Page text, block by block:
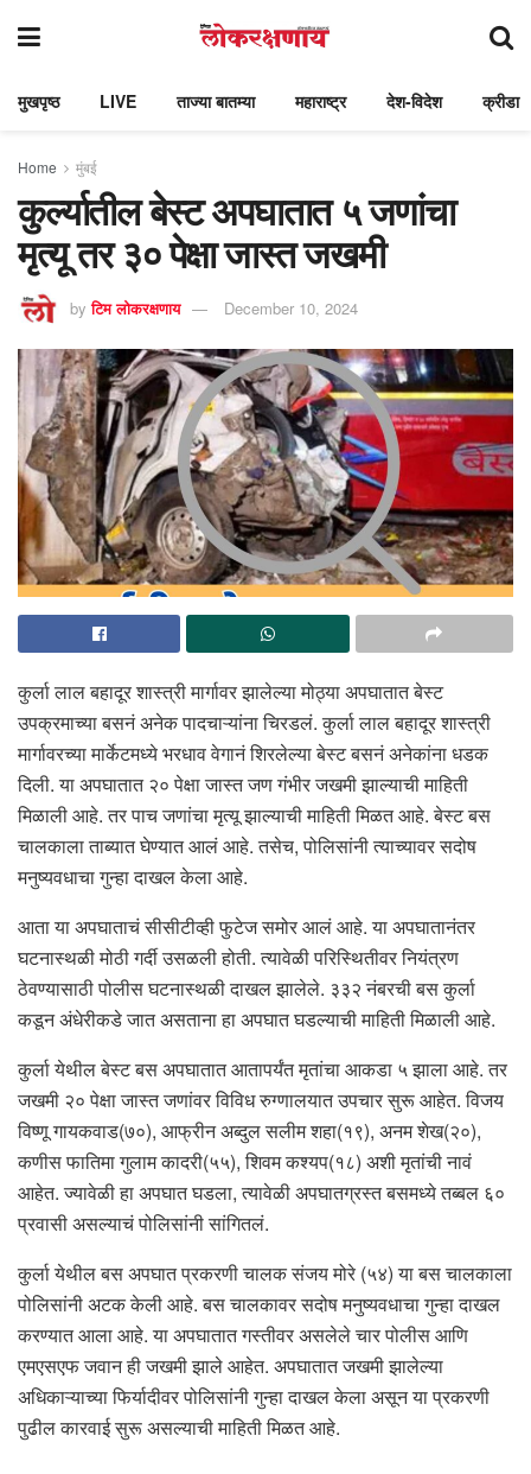
मुखपृष्ठ LIVE ताज्या बातम्या महाराष्ट्र देश-विदेश क्रीडा
Home मुंबई
कुर्ल्यातील बेस्ट अपघातात ५ जणांचा
मृत्यू तर ३० पेक्षा जास्त जखमी
by टिम लोकरक्षणाय December 10, 2024
कुर्ला लाल बहादूर शास्त्री मार्गावर झालेल्या मोठ्या अपघातात बेस्ट
उपक्रमाच्या बसनं अनेक पादचाऱ्यांना चिरडलं. कुर्ला लाल बहादूर शास्त्री
मार्गावरच्या मार्केटमध्ये भरधाव वेगानं शिरलेल्या बेस्ट बसनं अनेकांना धडक
दिली. या अपघातात २० पेक्षा जास्त जण गंभीर जखमी झाल्याची माहिती
मिळाली आहे. तर पाच जणांचा मृत्यू झाल्याची माहिती मिळत आहे. बेस्ट बस
चालकाला ताब्यात घेण्यात आलं आहे. तसेच, पोलिसांनी त्याच्यावर सदोष
मनुष्यवधाचा गुन्हा दाखल केला आहे.
आता या अपघाताचं सीसीटीव्ही फुटेज समोर आलं आहे. या अपघातानंतर
घटनास्थळी मोठी गर्दी उसळली होती. त्यावेळी परिस्थितीवर नियंत्रण
ठेवण्यासाठी पोलीस घटनास्थळी दाखल झालेले. ३३२ नंबरची बस कुर्ला
कडून अंधेरीकडे जात असताना हा अपघात घडल्याची माहिती मिळाली आहे.
कुर्ला येथील बेस्ट बस अपघातात आतापर्यंत मृतांचा आकडा ५ झाला आहे. तर
जखमी २० पेक्षा जास्त जणांवर विविध रुग्णालयात उपचार सुरू आहेत. विजय
विष्णू गायकवाड(७०), आफ्रीन अब्दुल सलीम शहा(१९), अनम शेख(२०),
कणीस फातिमा गुलाम कादरी(५५), शिवम कश्यप(१८) अशी मृतांची नावं
आहेत. ज्यावेळी हा अपघात घडला, त्यावेळी अपघातग्रस्त बसमध्ये तब्बल ६०
प्रवासी असल्याचं पोलिसांनी सांगितलं.
कुर्ला येथील बस अपघात प्रकरणी चालक संजय मोरे (५४) या बस चालकाला
पोलिसांनी अटक केली आहे. बस चालकावर सदोष मनुष्यवधाचा गुन्हा दाखल
करण्यात आला आहे. या अपघातात गस्तीवर असलेले चार पोलीस आणि
एमएसएफ जवान ही जखमी झाले आहेत. अपघातात जखमी झालेल्या
अधिकाऱ्याच्या फिर्यादीवर पोलिसांनी गुन्हा दाखल केला असून या प्रकरणी
पुढील कारवाई सुरू असल्याची माहिती मिळत आहे.